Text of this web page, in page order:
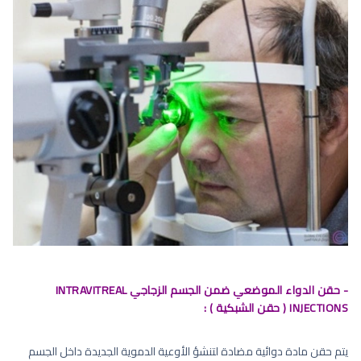
- حقن الدواء الموضعي ضمن الجسم الزجاجي INTRAVITREAL
INJECTIONS ( حقن الشبكية ) :
يتم حقن مادة دوائية مضادة لتنشؤ الأوعية الدموية الجديدة داخل الجسم